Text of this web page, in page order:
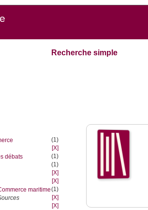
Recherche simple
(1)
[X]
débats
(1)
(1)
[X]
[X]
maritime(1)
[X]
[X]